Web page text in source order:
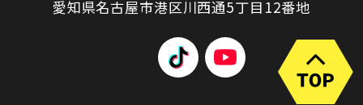
愛知県名古屋市港区川西通5丁目12番地